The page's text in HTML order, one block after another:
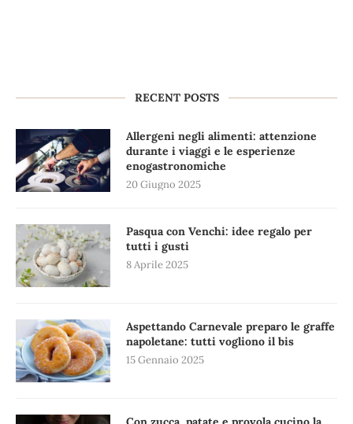
RECENT POSTS
Allergeni negli alimenti: attenzione
durante i viaggi e le esperienze
enogastronomiche
20 Giugno 2025
Pasqua con Venchi: idee regalo per
tutti i gusti
8 Aprile 2025
Aspettando Carnevale preparo le graffe
napoletane: tutti vogliono il bis
15 Gennaio 2025